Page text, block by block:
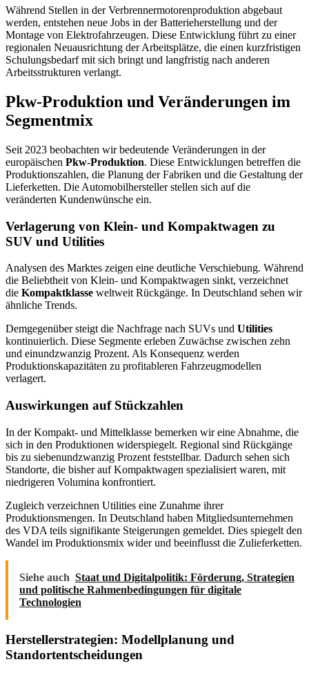
Während Stellen in der Verbrennermotorenproduktion abgebaut
werden, entstehen neue Jobs in der Batterieherstellung und der
Montage von Elektrofahrzeugen. Diese Entwicklung führt zu einer
regionalen Neuausrichtung der Arbeitsplätze, die einen kurzfristigen
Schulungsbedarf mit sich bringt und langfristig nach anderen
Arbeitsstrukturen verlangt.
Pkw-Produktion und Veränderungen im
Segmentmix
Seit 2023 beobachten wir bedeutende Veränderungen in der
europäischen Pkw-Produktion. Diese Entwicklungen betreffen die
Produktionszahlen, die Planung der Fabriken und die Gestaltung der
Lieferketten. Die Automobilhersteller stellen sich auf die
veränderten Kundenwünsche ein.
Verlagerung von Klein- und Kompaktwagen zu
SUV und Utilities
Analysen des Marktes zeigen eine deutliche Verschiebung. Während
die Beliebtheit von Klein- und Kompaktwagen sinkt, verzeichnet
die Kompaktklasse weltweit Rückgänge. In Deutschland sehen wir
ähnliche Trends.
Demgegenüber steigt die Nachfrage nach SUVs und Utilities
kontinuierlich. Diese Segmente erleben Zuwächse zwischen zehn
und einundzwanzig Prozent. Als Konsequenz werden
Produktionskapazitäten zu profitableren Fahrzeugmodellen
verlagert.
Auswirkungen auf Stückzahlen
In der Kompakt- und Mittelklasse bemerken wir eine Abnahme, die
sich in den Produktionen widerspiegelt. Regional sind Rückgänge
bis zu siebenundzwanzig Prozent feststellbar. Dadurch sehen sich
Standorte, die bisher auf Kompaktwagen spezialisiert waren, mit
niedrigeren Volumina konfrontiert.
Zugleich verzeichnen Utilities eine Zunahme ihrer
Produktionsmengen. In Deutschland haben Mitgliedsunternehmen
des VDA teils signifikante Steigerungen gemeldet. Dies spiegelt den
Wandel im Produktionsmix wider und beeinflusst die Zulieferketten.
Siehe auch Staat und Digitalpolitik: Förderung, Strategien
und politische Rahmenbedingungen für digitale
Technologien
Herstellerstrategien: Modellplanung und
Standortentscheidungen